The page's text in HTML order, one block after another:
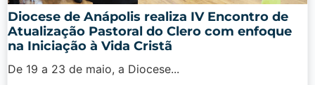
Diocese de Anápolis realiza IV Encontro de
Atualização Pastoral do Clero com enfoque
na Iniciação à Vida Cristã
De 19 a 23 de maio, a Diocese...